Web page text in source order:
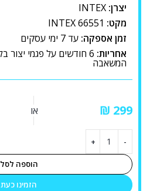
יצרן: INTEX
מקט: INTEX 66551
זמן אספקה: עד 7 ימי עסקים
אחריות:
המשאבה
₪ או
הוספה לסל
הזמינו כעת